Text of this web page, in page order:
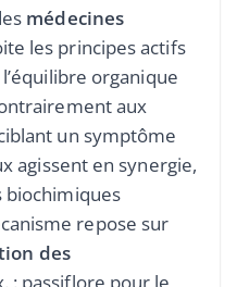
médecines
les principes actifs
organique
aux
un symptôme
agissent en synergie,
biochimiques
repose sur
des